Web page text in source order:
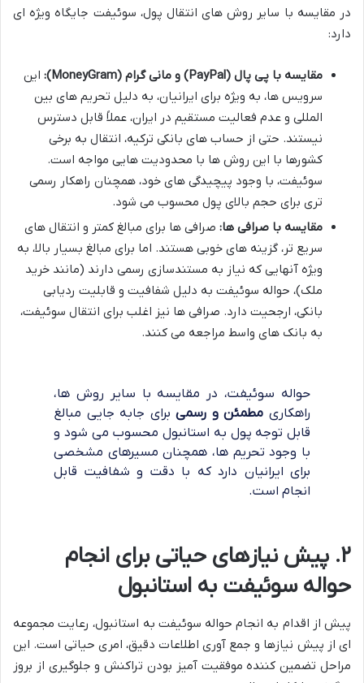
در مقایسه با سایر روش های انتقال پول، سوئیفت جایگاه ویژه ای
دارد:
مقایسه با پی پال (PayPal) و مانی گرام (MoneyGram):
این
سرویس ها، به ویژه برای ایرانیان، به دلیل تحریم های بین
المللی و عدم فعالیت مستقیم در ایران، عملاً قابل دسترس
نیستند. حتی از حساب های بانکی ترکیه، انتقال به برخی
کشورها با این روش ها با محدودیت هایی مواجه است.
سوئیفت، با وجود پیچیدگی های خود، همچنان راهکار رسمی
تری برای حجم بالای پول محسوب می شود.
مقایسه با صرافی ها: صرافی ها برای مبالغ کمتر و انتقال های
سریع تر، گزینه های خوبی هستند. اما برای مبالغ بسیار بالا، به
ویژه آنهایی که نیاز به مستندسازی رسمی دارند (مانند خرید
ملک)، حواله سوئیفت به دلیل شفافیت و قابلیت ردیابی
بانکی، ارجحیت دارد. صرافی ها نیز اغلب برای انتقال سوئیفت،
به بانک های واسط مراجعه می کنند.
حواله سوئیفت، در مقایسه با سایر روش ها،
راهکاری مطمئن و رسمیبرای جابه جایی مبالغ
قابل توجه پول به استانبول محسوب می شود و
با وجود تحریم ها، همچنان مسیرهای مشخصی
برای ایرانیان دارد که با دقت و شفافیت قابل
انجام است.
۲. پیش نیازهای حیاتی برای انجام
حواله سوئیفت به استانبول
پیش از اقدام به انجام حواله سوئیفت به استانبول، رعایت مجموعه
ای از پیش نیازها و جمع آوری اطلاعات دقیق، امری حیاتی است. این
مراحل تضمین کننده موفقیت آمیز بودن تراکنش و جلوگیری از بروز